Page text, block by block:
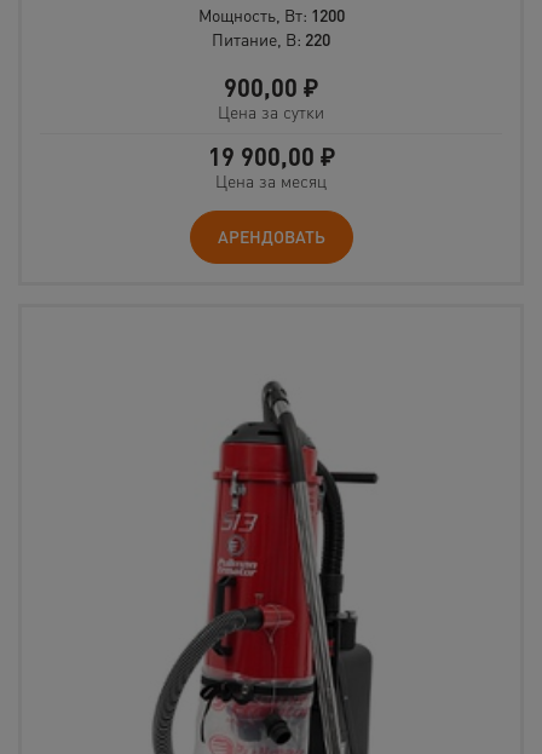
Мощность, Вт: 1200
Питание, В: 220
900,00 ₽
Цена за сутки
19 900,00 ₽
Цена за месяц
АРЕНДОВАТЬ